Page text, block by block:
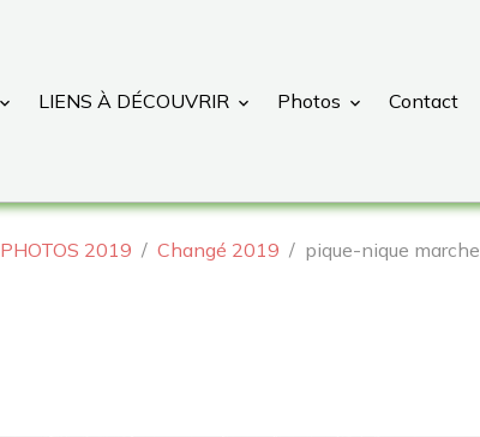
LIENS À DÉCOUVRIR Photos Contact
PHOTOS 2019 Changé 2019 pique-nique marche